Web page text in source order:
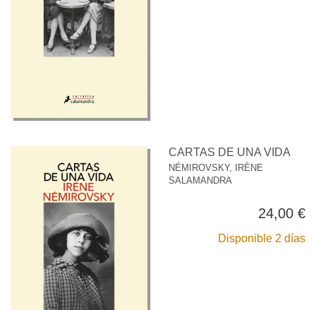
CARTAS DE UNA VIDA
NÉMIROVSKY, IRÈNE
SALAMANDRA
24,00 €
Disponible 2 días